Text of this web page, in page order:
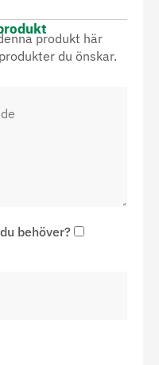
produkt här
du önskar.
behöver?